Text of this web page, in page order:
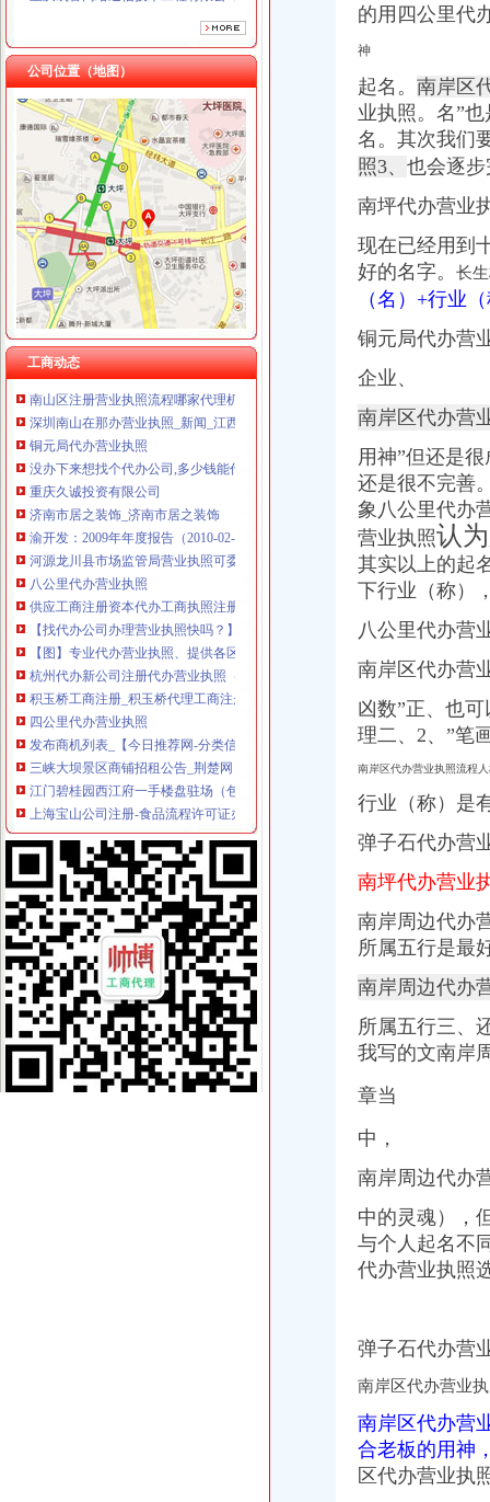
上海兆妩贸易有限公司重庆龙湖·北城天街分公司 （工商注册）
重庆鸽牌电线电缆有限公司 渝北10010万 (进出口权)
重庆星竣贸易有限责任公司 渝中100万 （进出口权）
重庆饰知广告传媒有限公司 渝中50万 （工商注册）
重庆翡誉商贸有限公司 渝南50万 （工商注册）
重庆麦克斯韦电气技术有限公司 渝新 （工商注册）
重庆科米克商贸有限责任公司 渝北50万 （工商注册）
重庆欧氏科技发展有限公司 渝九50万 （进出口权）
重庆嘉天琪科技有限公司 渝北30万 （工商注册）
重庆凯誉网络通信技术工程有限公司 渝中300万 （工商变更）
重庆佳技维科技发展有限公司 渝南100万 （进出口权）
上海兆妩贸易有限公司重庆龙湖·北城天街分公司 （工商注册）
公司位置（地图）
工商动态
福利社
福利社的微博_腾讯微博
福利社
福利社_圈子_杭州19楼
福利社-苹果笔记本,iPhone,iPad,苹果正品购买,在这里有便宜的苹
品宝贝福利社|品宅男福利社天天更新！每日有福利,来找福利
南山代办营业执照
南油代理注册公司南山区南头代办营业执照后海代办个体工商户-一
深圳南山代办营业执照,南山申请进出口经营_志趣网
【深圳南山区招商大厦代办营业执照】价格,厂家,图片,公司注册、
南山区注册营业执照流程哪家代理机构靠谱？-商务-十堰网
深圳南山在那办营业执照_新闻_江西信息资讯网
铜元局代办营业执照
没办下来想找个代办公司,多少钱能代办公司营业执照呢_搜问问
重庆久诚投资有限公司
济南市居之装饰_济南市居之装饰
渝开发：2009年年度报告（2010-02-06）_渝开发（000514）个股公
河源龙川县市场监管局营业执照可委托邮政代办_河源新闻_南方网
八公里代办营业执照
供应工商注册资本代办工商执照注册代办工商营业执照注册
【找代办公司办理营业执照快吗？】-北京易登网
【图】专业代办营业执照、提供各区正规真实注册地址、增资服务、企
杭州代办新公司注册代办营业执照（八大区）增资-久久信息网
积玉桥工商注册_积玉桥代理工商注册_积玉桥代办营业执照-qd8.com.cn
四公里代办营业执照
发布商机列表_【今日推荐网-分类信息】
三峡大坝景区商铺招租公告_荆楚网
江门碧桂园西江府一手楼盘驻场（包住）_广东中原地产代理有限公
上海宝山公司注册-食品流程许可证办理优惠
港联国际供应深圳公司执照转让、变更一站式办理-深圳58同城
上新街代办营业执照
重庆营业执照代办_重庆工商代办_重庆工商注册_松立工商_页
顺德各镇代办营业执照注册公司【今日推荐网-佛山工商/税务/财务】
顺德营业执照代办
长春工商注册代理_代办营业执照|长春代办公司
代办个体营业执照_志趣网
南岸周边代办营业执照
【58同城】代办营业执照代办营业执照
庐区百花大厦附近代办营业执照做账报税找张娜娜会计合肥工商年检
深圳工商局附近有代办营业执照么
重庆专项审批：重庆诚信专业代办南岸区营业执照,房地产开发资质验
闵行区莘庄莘建东路附近代办工商营业执照注册代理记账-上海58同城
武昌区公司注册|代理注册|公司代办_武汉企业注册代理服务中心
重庆钢运置业代理有限公司子石分部_【电话地址_招聘信息_注册信
【图】南岸茶园新区府公司注册代办营业执照代理_重庆工商注册_重
新华区注册公司条件、步骤,2017年新华代理注册公司要多少钱
苏州注册公司_苏州代理记账_苏州代办营业执照_苏州新区|吴中区|吴江|
的用四公里代
神
起名。 南岸区
业执照。 名”
名。其次我们
照3、 也会逐
南坪代办营业
现在已经用到
好的名字。
长
（名）+行业
铜元局代办营
企业、
南岸区代办营
用神”但还是
还是很不完善
象八公里代办
营业执照认
其实以上的起
下行业（称）
八公里代办营
南岸区代办营
凶数”正、也
理二、2、”笔
南岸区代办营业执照流程
行业（称）是
弹子石代办营
南坪代办营业
南岸周边代办
所属五行是最
南岸周边代办
所属五行三、
我写的文南岸
章当
中，
南岸周边代办
中的灵魂），
与个人起名不
代办营业执照
弹子石代办营
南岸区代办营业
南岸区代办营
合老板的用神
区代办营业执